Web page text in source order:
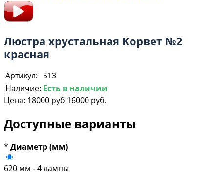
Люстра хрустальная Корвет №2
красная
Артикул: 513
Наличие: Есть в наличии
Цена: 18000 руб 16000 руб.
Доступные варианты
* Диаметр (мм)
620 мм - 4 лампы